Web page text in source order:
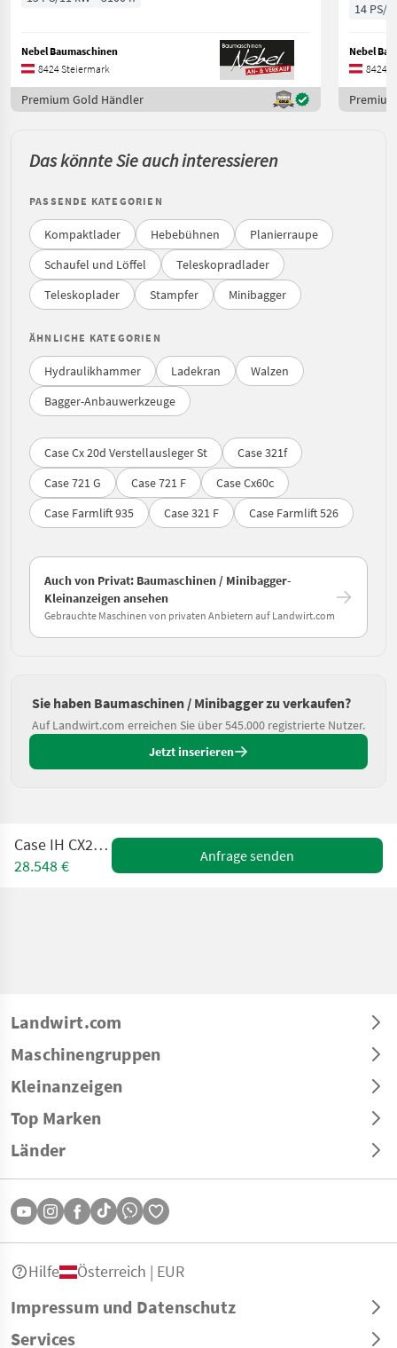
Nebel Baumaschinen
8424 Steiermark
Premium Gold Händler
14 PS/
Nebel
8424
Das könnte Sie auch interessieren
PASSENDE KATEGORIEN
Kompaktlader Hebebühnen
Planierraupe
Schaufel und Löffel
Teleskopradlader
Teleskoplader
Stampfer Minibagger
ÄHNLICHE KATEGORIEN
Hydraulikhammer Ladekran
Walzen
Bagger-Anbauwerkzeuge
Case Cx 20d Verstellausleger St
Case 321f
Case 721 G
Case 721 F
Case Cx60c
Case Farmlift 935
Case 321 F Case Farmlift 526
Auch von Privat: Baumaschinen / Minibagger-
Kleinanzeigen ansehen
Gebrauchte Maschinen von privaten Anbietern auf Landwirt.com
Sie haben Baumaschinen / Minibagger zu verkaufen?
Auf Landwirt.com erreichen Sie über 545.000 registrierte Nutzer.
Jetzt inserieren
Case IH CX26B SR3C
28.548 €
Anfrage senden
Landwirt.com
Maschinengruppen
Kleinanzeigen
Top Marken
Länder
Impressum und Datenschutz
Services
Hilfe Österreich | EUR